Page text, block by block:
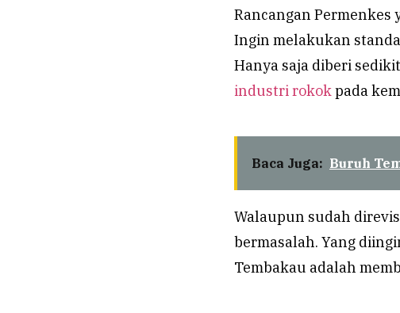
Rancangan Permenkes
Ingin melakukan
Hanya saja diberi
industri rokokpada
Baca Juga: Buruh
Walaupun sudah
bermasalah. Yang
Tembakau adalah